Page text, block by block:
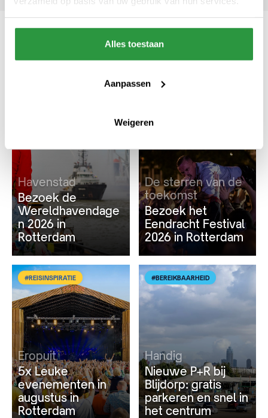
Alles toestaan
Aanpassen
Weigeren
Ook interessant
Havenstad
Bezoek de
Wereldhavendage
n 2026 in
Rotterdam
De sterren van de
toekomst
Bezoek het
Eendracht Festival
2026 in Rotterdam
#REISINSPIRATIE
Eropuit
5x Leuke
evenementen in
augustus in
Rotterdam
#BEREIKBAARHEID
Handig
Nieuwe P+R bij
Blijdorp: gratis
parkeren en snel in
het centrum